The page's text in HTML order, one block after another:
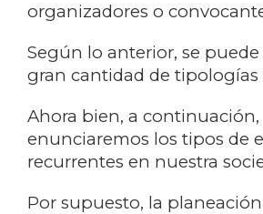
organizadores o
Según lo anterior, se
gran cantidad de tipologías
Ahora bien, a continuación,
enunciaremos los tipos de
recurrentes en nuestra
Por supuesto, la